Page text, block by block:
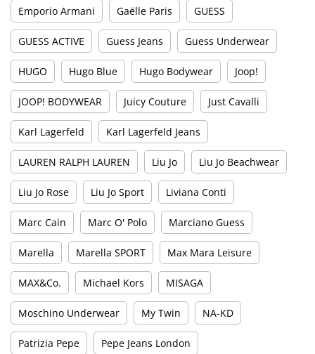
Emporio Armani Gaëlle Paris GUESS
GUESS ACTIVE Guess Jeans Guess Underwear
HUGO Hugo Blue Hugo Bodywear Joop!
JOOP! BODYWEAR Juicy Couture Just Cavalli
Karl Lagerfeld Karl Lagerfeld Jeans
LAUREN RALPH LAUREN Liu Jo Liu Jo Beachwear
Liu Jo Rose Liu Jo Sport Liviana Conti
Marc Cain Marc O' Polo Marciano Guess
Marella Marella SPORT Max Mara Leisure
MAX&Co. Michael Kors MISAGA
Moschino Underwear My Twin NA-KD
Patrizia Pepe Pepe Jeans London